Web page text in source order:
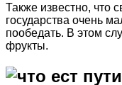
Также известно, что
государства очень
пообедать. В этом
фрукты.